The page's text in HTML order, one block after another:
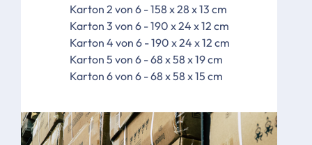
Karton 2 von 6 - 158 x 28 x 13 cm
Karton 3 von 6 - 190 x 24 x 12 cm
Karton 4 von 6 - 190 x 24 x 12 cm
Karton 5 von 6 - 68 x 58 x 19 cm
Karton 6 von 6 - 68 x 58 x 15 cm